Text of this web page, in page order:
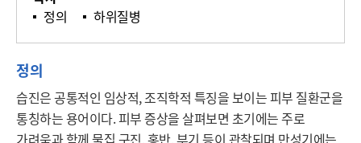
정의
하위질병
정의
습진은 공통적인 임상적, 조직학적 특징을 보이는 피부 질환군을
통칭하는 용어이다. 피부 증상을 살펴보면 초기에는 주로
가려움과 함께 물집 구진, 홍반, 부기 등이 관찰되며 만성기에는